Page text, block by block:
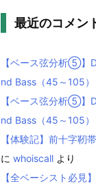
最近のコメン
【ベース弦分析⑤】
nd Bass（45～105）
【ベース弦分析⑤】
nd Bass（45～105）
【体験記】前十字靭
に whoiscall より
【全ベーシスト必見